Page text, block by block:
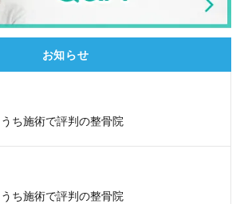
お知らせ
ち施術で評判の整骨院
ち施術で評判の整骨院